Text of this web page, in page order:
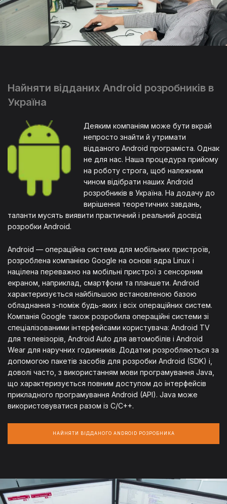
Найняти відданих Android розробників в
Україна
Деяким компаніям може бути вкрай
непросто знайти й утримати
відданого Android програміста. Однак
не для нас. Наша процедура прийому
на роботу строга, щоб належним
чином відібрати наших Android
розробників в Україна. На додачу до
вирішення теоретичних завдань,
таланти мусять виявити практичний і реальний досвід
розробки Android.
Android — операційна система для мобільних пристроїв,
розроблена компанією Google на основі ядра Linux і
націлена переважно на мобільні пристрої з сенсорним
екраном, наприклад, смартфони та планшети. Android
характеризується найбільшою встановленою базою
обладнання з-поміж будь-яких і всіх операційних систем.
Компанія Google також розробила операційні системи зі
спеціалізованими інтерфейсами користувача: Android TV
для телевізорів, Android Auto для автомобілів і Android
Wear для наручних годинників. Додатки розробляються за
допомогою пакетів засобів для розробки Android (SDK) і,
доволі часто, з використанням мови програмування Java,
що характеризується повним доступом до інтерфейсів
прикладного програмування Android (API). Java може
використовуватися разом із C/C++.
НАЙНЯТИ ВІДДАНОГО ANDROID РОЗРОБНИКА